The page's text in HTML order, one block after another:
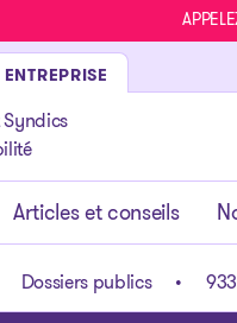
ENTREPRISE
Articles et conseils
Dossiers publics